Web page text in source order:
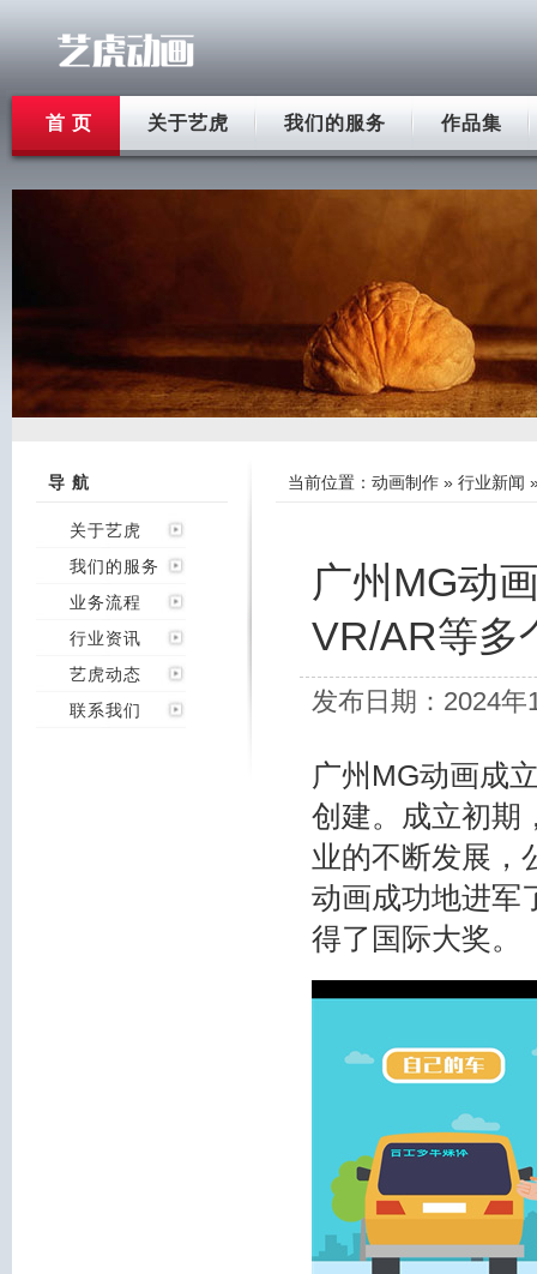
首 页 关于艺虎 我们的服务 作品集
导 航
关于艺虎
我们的服务
业务流程
行业资讯
艺虎动态
联系我们
当前位置： 动画制作 » 行业新闻
广州MG动
VR/AR等多
发布日期：2024
广州MG动画成
创建。成立初期
业的不断发展，
动画成功地进军
得了国际大奖。